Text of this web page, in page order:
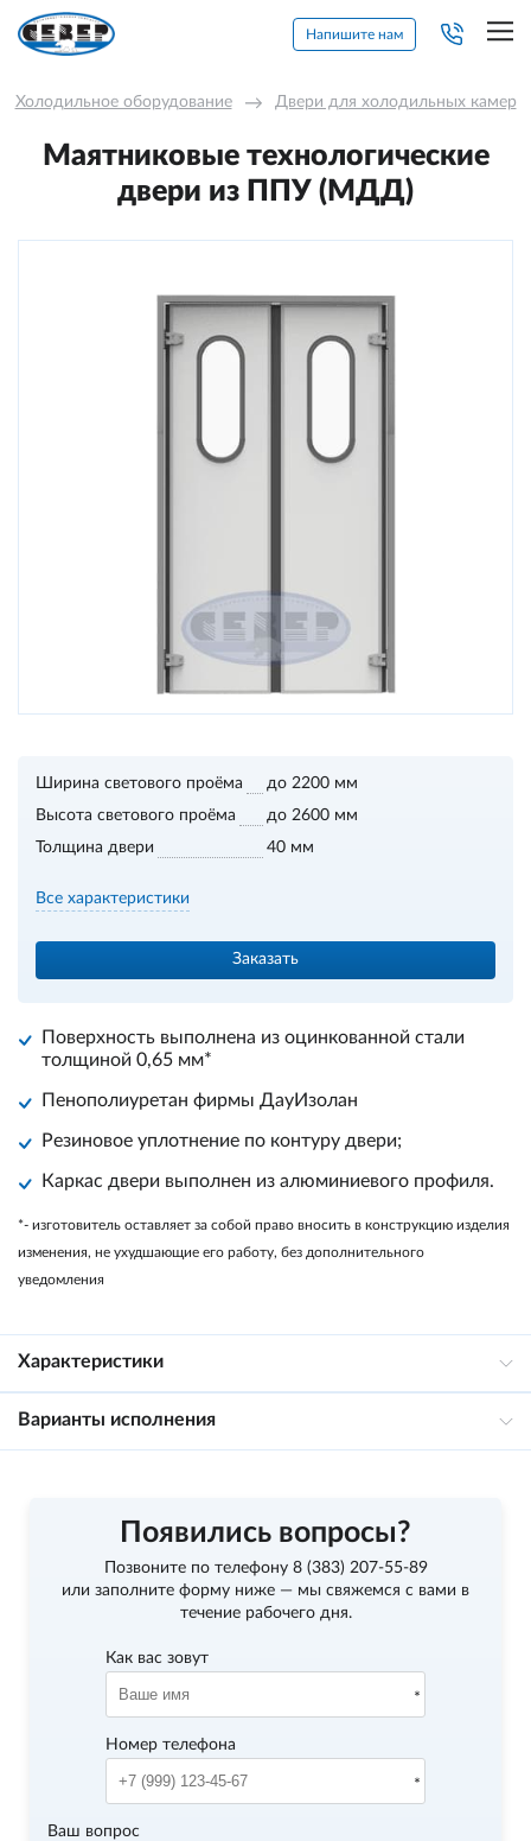
Напишите нам
Холодильное оборудование → Двери для холодильных камер
Маятниковые технологические
двери из ППУ (МДД)
Ширина светового проёма
до 2200 мм
Высота светового проёма
до 2600 мм
Толщина двери
40 мм
Все характеристики
Заказать
Поверхность выполнена из оцинкованной стали
толщиной 0,65 мм*
Пенополиуретан фирмы ДауИзолан
Резиновое уплотнение по контуру двери;
Каркас двери выполнен из алюминиевого профиля.
*- изготовитель оставляет за собой право вносить в конструкцию изделия
изменения, не ухудшающие его работу, без дополнительного
уведомления
Характеристики
Варианты исполнения
Появились вопросы?
Позвоните по телефону 8 (383) 207-55-89
или заполните форму ниже — мы свяжемся с вами в
течение рабочего дня.
Как вас зовут
Номер телефона
Ваш вопрос